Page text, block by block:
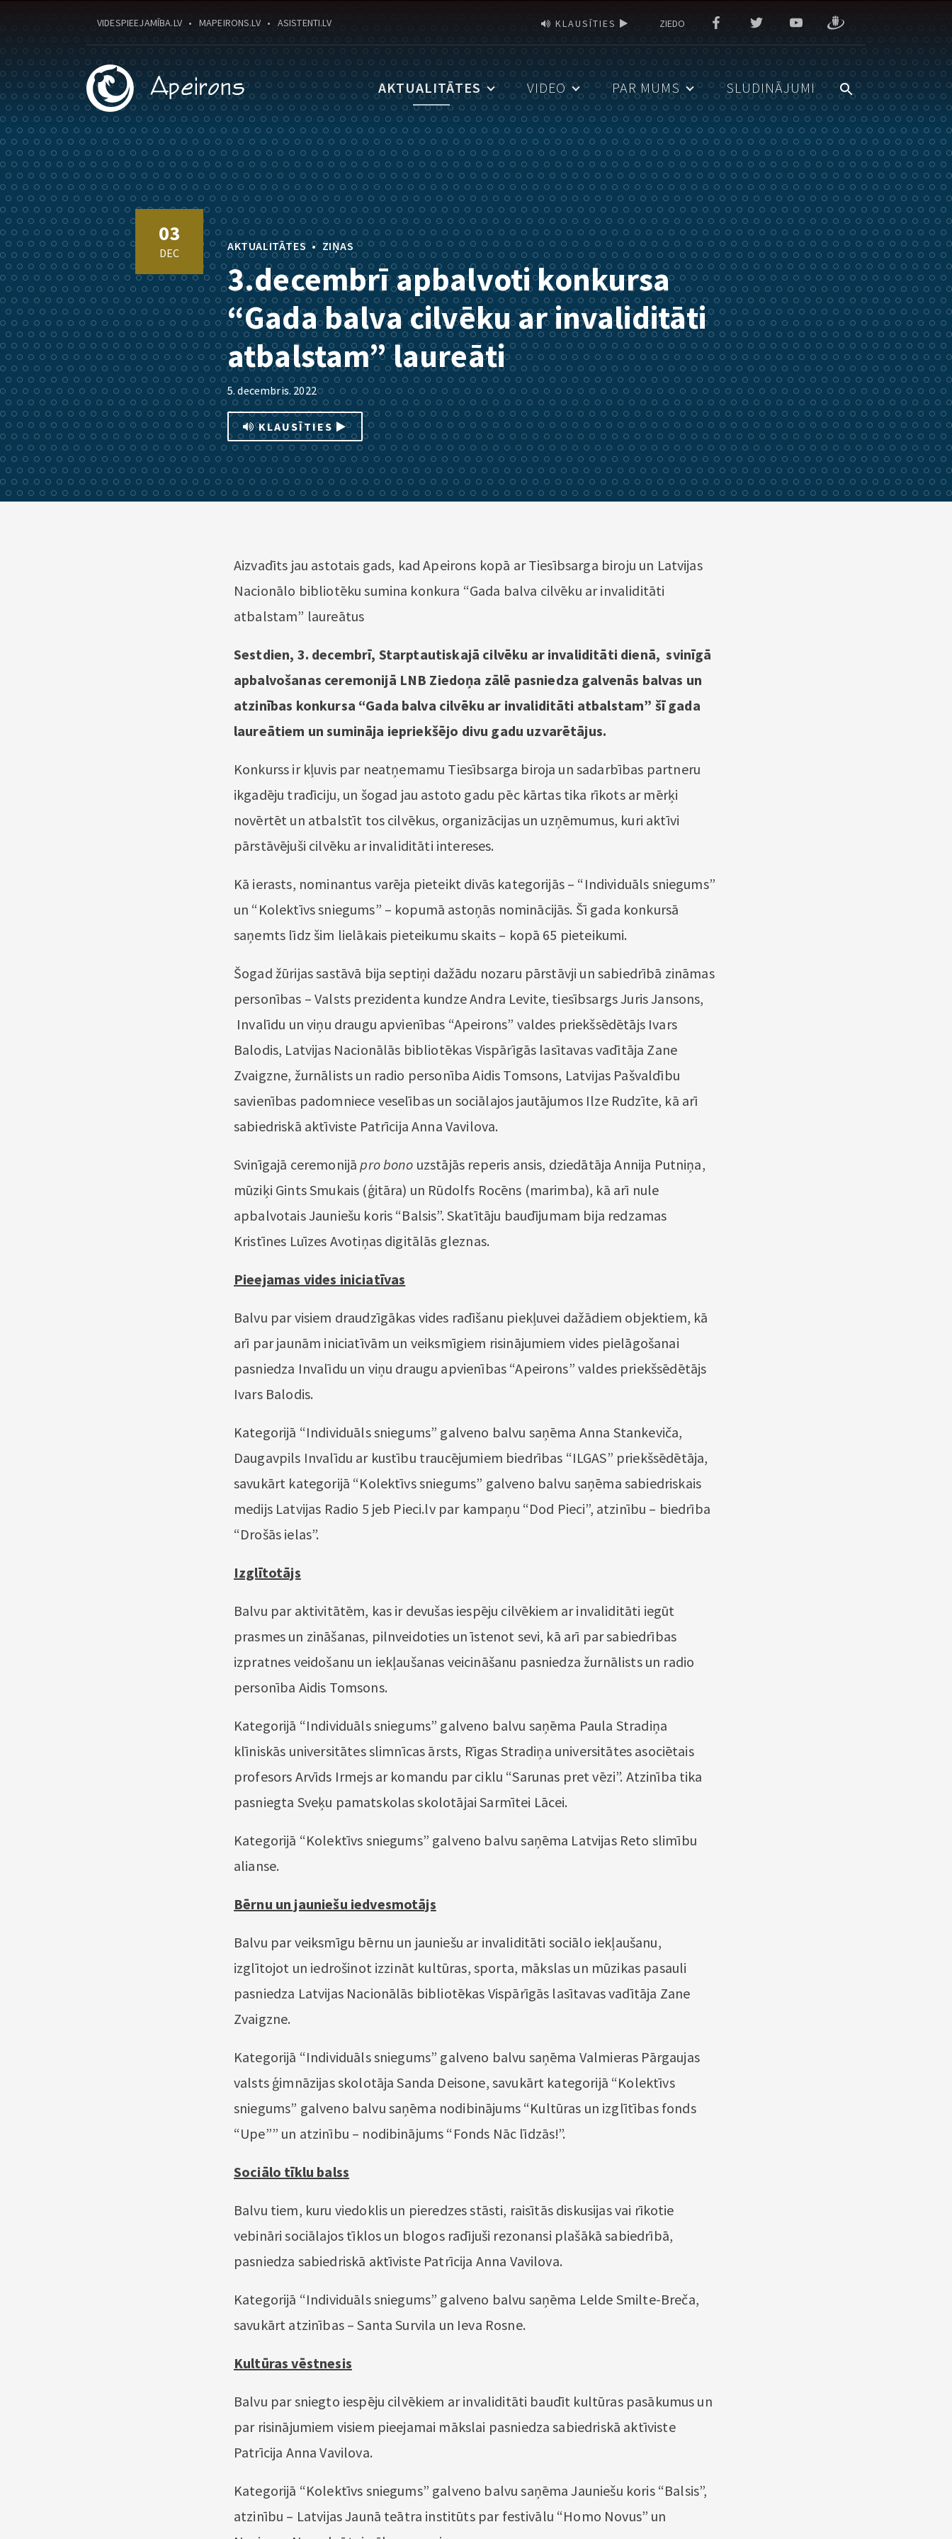
VIDESPIEEJAMĪBA.LV MAPEIRONS.LV ASISTENTI.LV KLAUSĪTIES ZIEDO
AKTUALITĀTES VIDEO PAR MUMS SLUDINĀJUMI
03
DEC AKTUALITĀTES • ZIŅAS
3.decembrī apbalvoti konkursa
“Gada balva cilvēku ar invaliditāti
atbalstam” laureāti
5. decembris. 2022
KLAUSĪTIES
Aizvadīts jau astotais gads, kad Apeirons kopā ar Tiesībsarga biroju un Latvijas
Nacionālo bibliotēku sumina konkura “Gada balva cilvēku ar invaliditāti
atbalstam” laureātus
Sestdien, 3. decembrī, Starptautiskajā cilvēku ar invaliditāti dienā, svinīgā
apbalvošanas ceremonijā LNB Ziedoņa zālē pasniedza galvenās balvas un
atzinības konkursa “Gada balva cilvēku ar invaliditāti atbalstam” šī gada
laureātiem un sumināja iepriekšējo divu gadu uzvarētājus.
Konkurss ir kļuvis par neatņemamu Tiesībsarga biroja un sadarbības partneru
ikgadēju tradīciju, un šogad jau astoto gadu pēc kārtas tika rīkots ar mērķi
novērtēt un atbalstīt tos cilvēkus, organizācijas un uzņēmumus, kuri aktīvi
pārstāvējuši cilvēku ar invaliditāti intereses.
Kā ierasts, nominantus varēja pieteikt divās kategorijās – “Individuāls sniegums”
un “Kolektīvs sniegums” – kopumā astoņās nominācijās. Šī gada konkursā
saņemts līdz šim lielākais pieteikumu skaits – kopā 65 pieteikumi.
Šogad žūrijas sastāvā bija septiņi dažādu nozaru pārstāvji un sabiedrībā zināmas
personības – Valsts prezidenta kundze Andra Levite, tiesībsargs Juris Jansons,
Invalīdu un viņu draugu apvienības “Apeirons” valdes priekšsēdētājs Ivars
Balodis, Latvijas Nacionālās bibliotēkas Vispārīgās lasītavas vadītāja Zane
Zvaigzne, žurnālists un radio personība Aidis Tomsons, Latvijas Pašvaldību
savienības padomniece veselības un sociālajos jautājumos Ilze Rudzīte, kā arī
sabiedriskā aktīviste Patrīcija Anna Vavilova.
Svinīgajā ceremonijāpro bono uzstājās reperis ansis, dziedātāja Annija Putniņa,
mūziķi Gints Smukais (ģitāra) un Rūdolfs Rocēns (marimba), kā arī nule
apbalvotais Jauniešu koris “Balsis”. Skatītāju baudījumam bija redzamas
Kristīnes Luīzes Avotiņas digitālās gleznas.
Pieejamas vides iniciatīvas
Balvu par visiem draudzīgākas vides radīšanu piekļuvei dažādiem objektiem, kā
arī par jaunām iniciatīvām un veiksmīgiem risinājumiem vides pielāgošanai
pasniedza Invalīdu un viņu draugu apvienības “Apeirons” valdes priekšsēdētājs
Ivars Balodis.
Kategorijā “Individuāls sniegums” galveno balvu saņēma Anna Stankeviča,
Daugavpils Invalīdu ar kustību traucējumiem biedrības “ILGAS” priekšsēdētāja,
savukārt kategorijā “Kolektīvs sniegums” galveno balvu saņēma sabiedriskais
medijs Latvijas Radio 5 jeb Pieci.lv par kampaņu “Dod Pieci”, atzinību – biedrība
“Drošās ielas”.
Izglītotājs
Balvu par aktivitātēm, kas ir devušas iespēju cilvēkiem ar invaliditāti iegūt
prasmes un zināšanas, pilnveidoties un īstenot sevi, kā arī par sabiedrības
izpratnes veidošanu un iekļaušanas veicināšanu pasniedza žurnālists un radio
personība Aidis Tomsons.
Kategorijā “Individuāls sniegums” galveno balvu saņēma Paula Stradiņa
klīniskās universitātes slimnīcas ārsts, Rīgas Stradiņa universitātes asociētais
profesors Arvīds Irmejs ar komandu par ciklu “Sarunas pret vēzi”. Atzinība tika
pasniegta Sveķu pamatskolas skolotājai Sarmītei Lācei.
Kategorijā “Kolektīvs sniegums” galveno balvu saņēma Latvijas Reto slimību
alianse.
Bērnu un jauniešu iedvesmotājs
Balvu par veiksmīgu bērnu un jauniešu ar invaliditāti sociālo iekļaušanu,
izglītojot un iedrošinot izzināt kultūras, sporta, mākslas un mūzikas pasauli
pasniedza Latvijas Nacionālās bibliotēkas Vispārīgās lasītavas vadītāja Zane
Zvaigzne.
Kategorijā “Individuāls sniegums” galveno balvu saņēma Valmieras Pārgaujas
valsts ģimnāzijas skolotāja Sanda Deisone, savukārt kategorijā “Kolektīvs
sniegums” galveno balvu saņēma nodibinājums “Kultūras un izglītības fonds
“Upe”” un atzinību – nodibinājums “Fonds Nāc līdzās!”.
Sociālo tīklu balss
Balvu tiem, kuru viedoklis un pieredzes stāsti, raisītās diskusijas vai rīkotie
vebināri sociālajos tīklos un blogos radījuši rezonansi plašākā sabiedrībā,
pasniedza sabiedriskā aktīviste Patrīcija Anna Vavilova.
Kategorijā “Individuāls sniegums” galveno balvu saņēma Lelde Smilte-Breča,
savukārt atzinības – Santa Survila un Ieva Rosne.
Kultūras vēstnesis
Balvu par sniegto iespēju cilvēkiem ar invaliditāti baudīt kultūras pasākumus un
par risinājumiem visiem pieejamai mākslai pasniedza sabiedriskā aktīviste
Patrīcija Anna Vavilova.
Kategorijā “Kolektīvs sniegums” galveno balvu saņēma Jauniešu koris “Balsis”,
atzinību – Latvijas Jaunā teātra institūts par festivālu “Homo Novus” un